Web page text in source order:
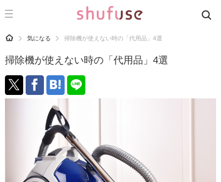
CATEGORY 記事カテゴリ
洗濯
生活の知恵
マナー
趣味
HOME 気になる 掃除機が使えない時の「代用品」4選
掃除機が使えない時の「代用品」4選